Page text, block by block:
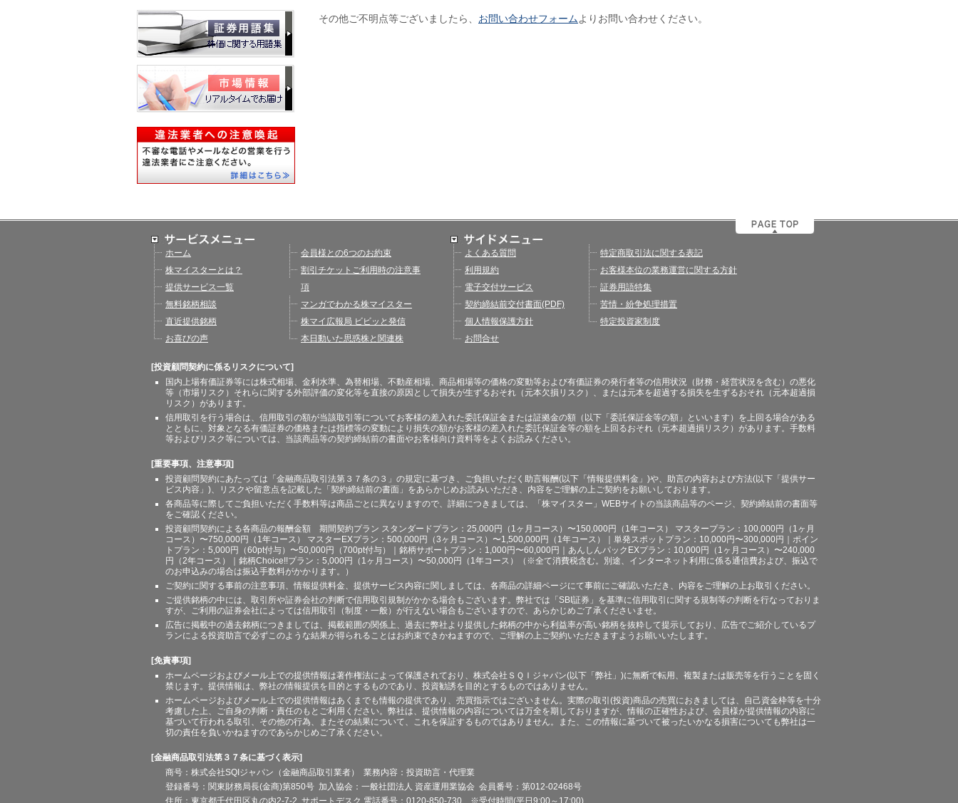
その他ご不明点等ございましたら、 お問い合わせフォームよりお問い合わせください。
ホーム
株マイスターとは？
提供サービス一覧
無料銘柄相談
直近提供銘柄
お喜びの声
会員様との6つのお約束
割引チケットご利用時の注意事
項
マンガでわかる株マイスター
株マイ広報局 ビビッと発信
本日動いた思惑株と関連株
よくある質問
利用規約
電子交付サービス
契約締結前交付書面(PDF)
個人情報保護方針
お問合せ
特定商取引法に関する表記
お客様本位の業務運営に関する方針
証券用語特集
苦情・紛争処理措置
特定投資家制度
[投資顧問契約に係るリスクについて]
国内上場有価証券等には株式相場、金利水準、為替相場、不動産相場、商品相場等の価格の変動等および有価証券の発行者等の信用状況（財務・経営状況を含む）の悪化
等（市場リスク）それらに関する外部評価の変化等を直接の原因として損失が生ずるおそれ（元本欠損リスク）、または元本を超過する損失を生ずるおそれ（元本超過損
リスク）があります。
信用取引を行う場合は、信用取引の額が当該取引等についてお客様の差入れた委託保証金または証拠金の額（以下「委託保証金等の額」といいます）を上回る場合がある
とともに、対象となる有価証券の価格または指標等の変動により損失の額がお客様の差入れた委託保証金等の額を上回るおそれ（元本超過損リスク）があります。手数料
等およびリスク等については、当該商品等の契約締結前の書面やお客様向け資料等をよくお読みください。
[重要事項、注意事項]
投資顧問契約にあたっては「金融商品取引法第３７条の３」の規定に基づき、ご負担いただく助言報酬(以下「情報提供料金」)や、助言の内容および方法(以下「提供サー
ビス内容」)、リスクや留意点を記載した「契約締結前の書面」をあらかじめお読みいただき、内容をご理解の上ご契約をお願いしております。
各商品等に際してご負担いただく手数料等は商品ごとに異なりますので、詳細につきましては、「株マイスター」WEBサイトの当該商品等のページ、契約締結前の書面等
をご確認ください。
投資顧問契約による各商品の報酬金額 期間契約プラン スタンダードプラン：25,000円（1ヶ月コース）〜150,000円（1年コース） マスタープラン：100,000円（1ヶ月
コース）〜750,000円（1年コース） マスターEXプラン：500,000円（3ヶ月コース）〜1,500,000円（1年コース）｜単発スポットプラン：10,000円〜300,000円｜ポイン
トプラン：5,000円（60pt付与）〜50,000円（700pt付与）｜銘柄サポートプラン：1,000円〜60,000円｜あんしんパックEXプラン：10,000円（1ヶ月コース）〜240,000
円（2年コース）｜銘柄Choice!!プラン：5,000円（1ヶ月コース）〜50,000円（1年コース）（※全て消費税含む。別途、インターネット利用に係る通信費および、振込で
のお申込みの場合は振込手数料がかかります。）
ご契約に関する事前の注意事項、情報提供料金、提供サービス内容に関しましては、各商品の詳細ページにて事前にご確認いただき、内容をご理解の上お取引ください。
ご提供銘柄の中には、取引所や証券会社の判断で信用取引規制がかかる場合もございます。弊社では「SBI証券」を基準に信用取引に関する規制等の判断を行なっておりま
すが、ご利用の証券会社によっては信用取引（制度・一般）が行えない場合もございますので、あらかじめご了承くださいませ。
広告に掲載中の過去銘柄につきましては、掲載範囲の関係上、過去に弊社より提供した銘柄の中から利益率が高い銘柄を抜粋して提示しており、広告でご紹介しているプ
ランによる投資助言で必ずこのような結果が得られることはお約束できかねますので、ご理解の上ご契約いただきますようお願いいたします。
[免責事項]
ホームページおよびメール上での提供情報は著作権法によって保護されており、株式会社ＳＱＩジャパン(以下「弊社」)に無断で転用、複製または販売等を行うことを固く
禁じます。提供情報は、弊社の情報提供を目的とするものであり、投資勧誘を目的とするものではありません。
ホームページおよびメール上での提供情報はあくまでも情報の提供であり、売買指示ではございません。実際の取引(投資)商品の売買におきましては、自己資金枠等を十分
考慮した上、ご自身の判断・責任のもとご利用ください。弊社は、提供情報の内容については万全を期しておりますが、情報の正確性および、会員様が提供情報の内容に
基づいて行われる取引、その他の行為、またその結果について、これを保証するものではありません。また、この情報に基づいて被ったいかなる損害についても弊社は一
切の責任を負いかねますのであらかじめご了承ください。
[金融商品取引法第３７条に基づく表示]
商号：株式会社SQIジャパン（金融商品取引業者） 業務内容：投資助言・代理業
登録番号：関東財務局長(金商)第850号 加入協会：一般社団法人 資産運用業協会 会員番号：第012-02468号
住所：東京都千代田区丸の内2-7-2 サポートデスク 電話番号：0120-850-730 ※受付時間(平日9:00～17:00)